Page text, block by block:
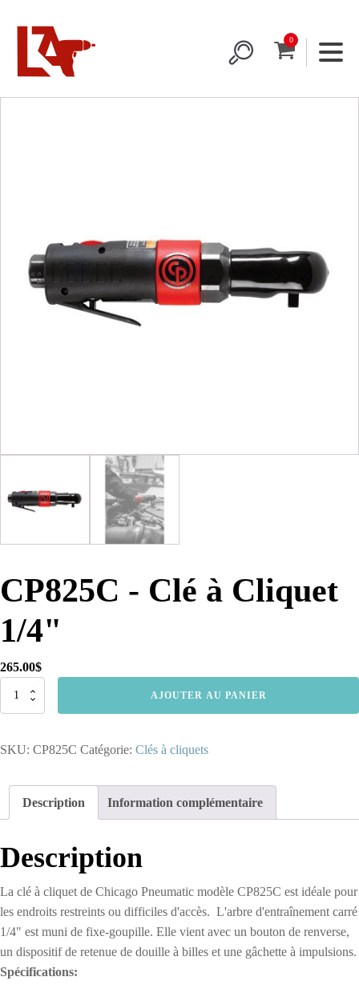
CP825C - Clé à Cliquet
1/4"
265.00$
quantité
Clé
AJOUTER AU PANIER
SKU: CP825C Catégorie: Clés à cliquets
Description Information complémentaire
Description
La clé à cliquet de Chicago Pneumatic modèle CP825C est idéale pour
les endroits restreints ou difficiles d'accès. L'arbre d'entraînement carré
1/4" est muni de fixe-goupille. Elle vient avec un bouton de renverse,
un dispositif de retenue de douille à billes et une gâchette à impulsions.
Spécifications: